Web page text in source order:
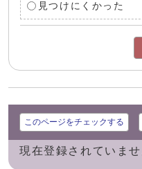
見つけにくかった
このページをチェックする
現在登録されていませ